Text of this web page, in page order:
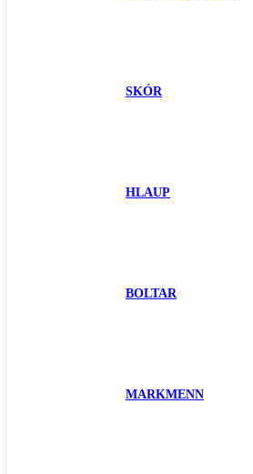
SKÓR
HLAUP
BOLTAR
MARKMENN